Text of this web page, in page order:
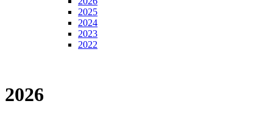
2025
2024
2023
2022
2026